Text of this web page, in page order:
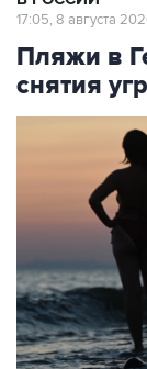
Пляжи в
снятия
Архивное фото